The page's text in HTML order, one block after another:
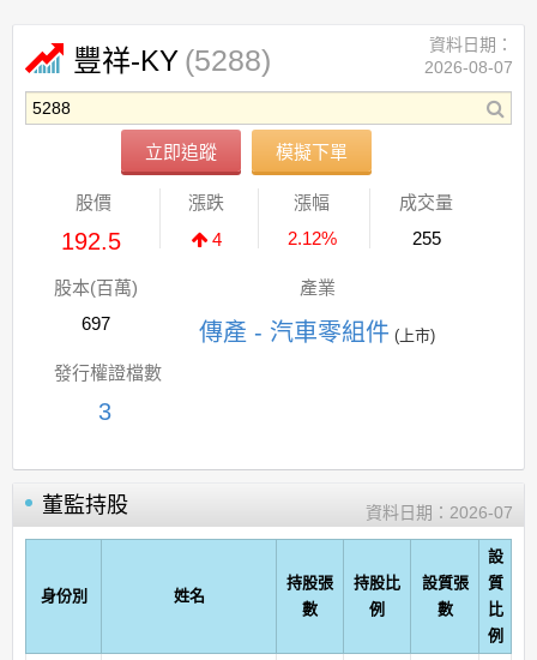
豐祥-KY (5288)
立即追蹤 模擬下單
資料日期：
2026-08-07
股價
192.5
漲跌
4
漲幅
2.12%
成交量
255
股本(百萬)
697
產業
傳產 - 汽車零組件 (上市)
發行權證檔數
3
董監持股 資料日期： 2026-07
身份別 姓名
持股張
數
持股比
例
設質張
數
設
質
比
例